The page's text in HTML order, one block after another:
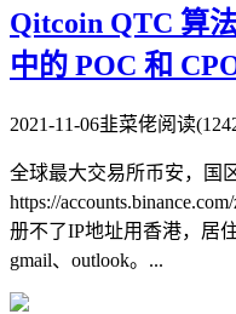
Qitcoin QTC 算
中的 POC 和
2021-11-06韭菜佬阅读
全球最大交易所币安，国
https://
册不了IP地址用香港，居
gmail、outlook。...